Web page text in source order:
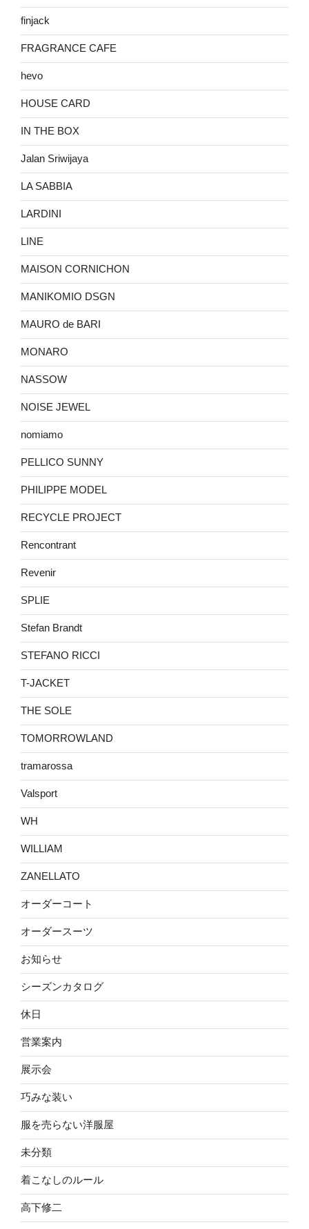
finjack
FRAGRANCE CAFE
hevo
HOUSE CARD
IN THE BOX
Jalan Sriwijaya
LA SABBIA
LARDINI
LINE
MAISON CORNICHON
MANIKOMIO DSGN
MAURO de BARI
MONARO
NASSOW
NOISE JEWEL
nomiamo
PELLICO SUNNY
PHILIPPE MODEL
RECYCLE PROJECT
Rencontrant
Revenir
SPLIE
Stefan Brandt
STEFANO RICCI
T-JACKET
THE SOLE
TOMORROWLAND
tramarossa
Valsport
WH
WILLIAM
ZANELLATO
オーダーコート
オーダースーツ
お知らせ
シーズンカタログ
休日
営業案内
展示会
巧みな装い
服を売らない洋服屋
未分類
着こなしのルール
高下修二